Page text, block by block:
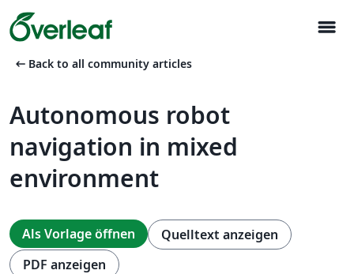
menu
arrow_left_alt Back to all community articles
Autonomous robot
navigation in mixed
environment
Als Vorlage öffnen
Quelltext anzeigen
PDF anzeigen